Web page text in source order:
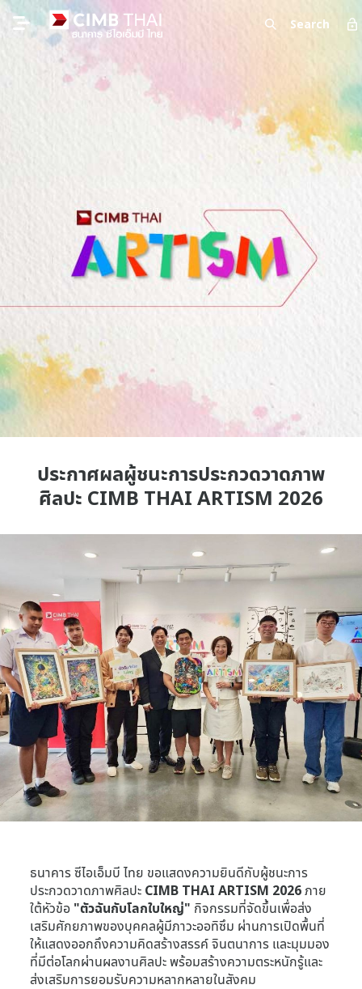
Search
ประกาศผลผู้ชนะการประกวดวาดภาพ
ศิลปะ CIMB THAI ARTISM 2026
ธนาคาร ซีไอเอ็มบี ไทย ขอแสดงความยินดีกับผู้ชนะการ
ประกวดวาดภาพศิลปะ CIMB THAI ARTISM 2026ภาย
ใต้หัวข้อ "ตัวฉันกับโลกใบใหญ่" กิจกรรมที่จัดขึ้นเพื่อส่ง
เสริมศักยภาพของบุคคลผู้มีภาวะออทิซึม ผ่านการเปิดพื้นที่
ให้แสดงออกถึงความคิดสร้างสรรค์ จินตนาการ และมุมมอง
ที่มีต่อโลกผ่านผลงานศิลปะ พร้อมสร้างความตระหนักรู้และ
ส่งเสริมการยอมรับความหลากหลายในสังคม